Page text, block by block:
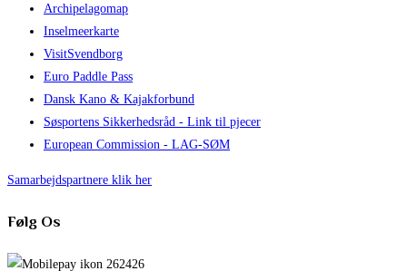
Archipelagomap
Inselmeerkarte
VisitSvendborg
Euro Paddle Pass
Dansk Kano & Kajakforbund
Søsportens Sikkerhedsråd - Link til pjecer
European Commission - LAG-SØM
Samarbejdspartnere klik her
Følg Os